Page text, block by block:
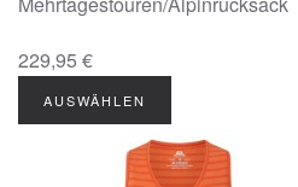
229,95 €
AUSWÄHLEN